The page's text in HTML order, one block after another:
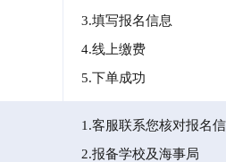
3.填写报名信息
4.线上缴费
5.下单成功
1.客服联系您核对报名
2.报备学校及海事局